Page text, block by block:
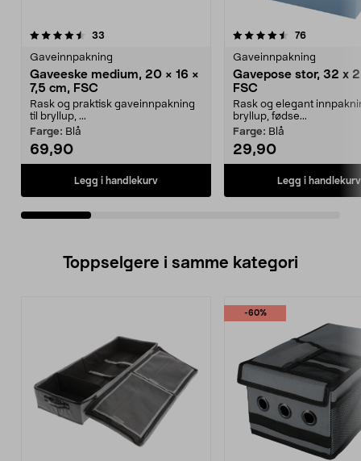
33
Gaveinnpakning
Gaveeske medium, 20 × 16 ×
7,5 cm, FSC
Rask og praktisk gaveinnpakning
til bryllup, ...
Farge: Blå
69,90
Legg i handlekurv
4.5av 5 stjerner 76
Gaveinnpakning
Gavepose stor, 32 x
FSC
Rask og elegant
bryllup, fødse...
Farge: Blå
29,90
Legg i handlekurv
4.5av 5 stjerner
Toppselgere i samme kategori
-60%